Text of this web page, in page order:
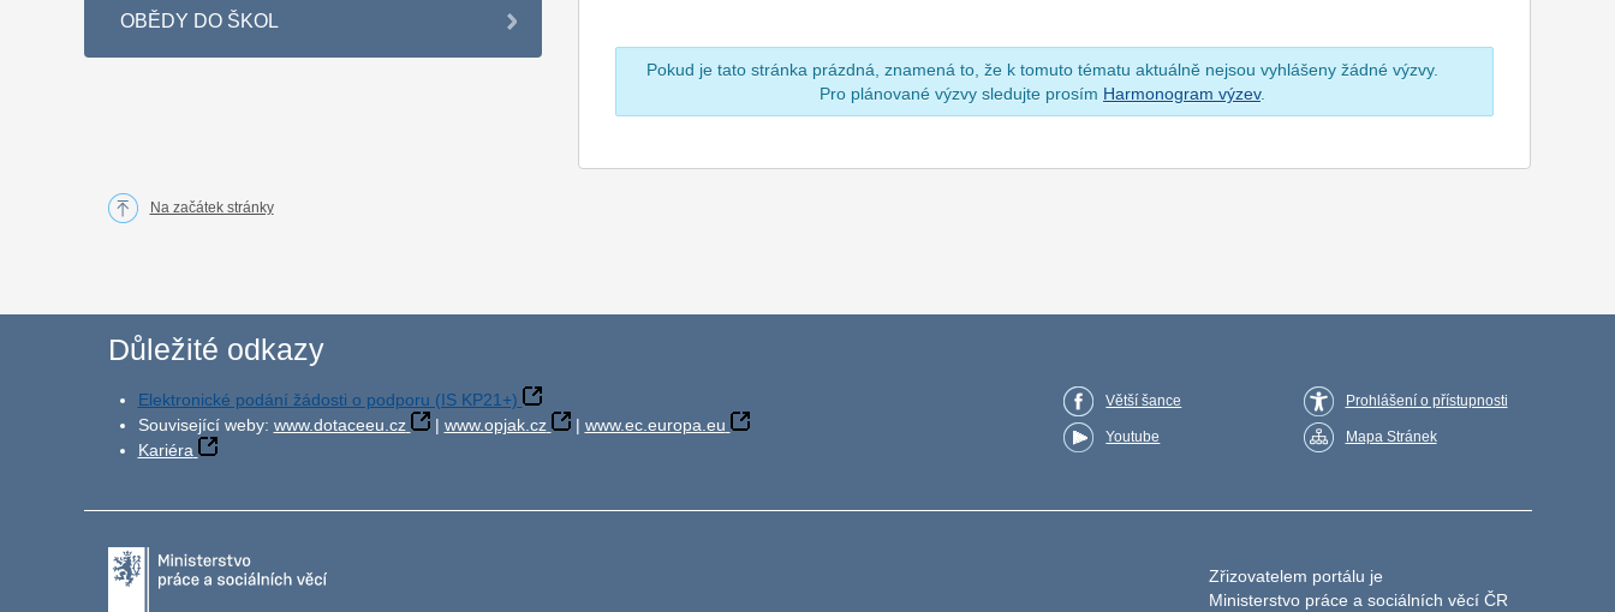
OBĚDY DO ŠKOL
Pokud je tato stránka prázdná, znamená to, že k tomuto tématu aktuálně nejsou vyhlášeny žádné výzvy.
Pro plánované výzvy sledujte prosím Harmonogram výzev.
Na začátek stránky
Důležité odkazy
Elektronické podání žádosti o podporu (IS KP21+)
Související weby: www.dotaceeu.cz | www.opjak.cz | www.ec.europa.eu
Kariéra
Větší šance
Youtube
Prohlášení o přístupnosti
Mapa Stránek
Zřizovatelem portálu je
Ministerstvo práce a sociálních věcí ČR